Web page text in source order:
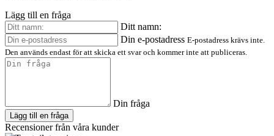
Lägg till en fråga
Ditt namn:
Din e-postadress E-postadress krävs inte.
Den används endast för att skicka ett svar och kommer inte att publiceras.
Din fråga
Lägg till en fråga
Recensioner från våra kunder